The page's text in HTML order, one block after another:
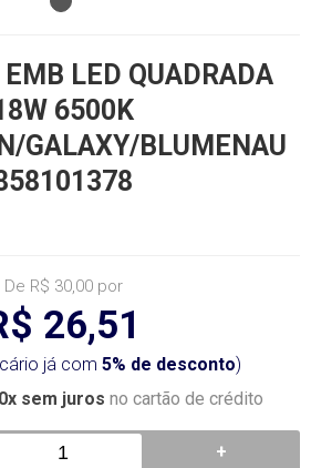
LED QUADRADA
6500K
GALAXY/BLUMENAU
De R$ 30,00 por
26,51
já com 5% de desconto)
sem juros no cartão de crédito
+